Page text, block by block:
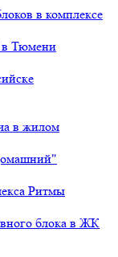
в комплексе
в Тюмени
в жилом
Ритмы
блока в ЖК